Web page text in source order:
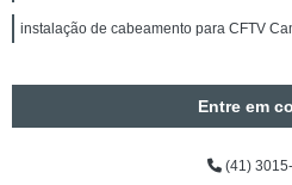
instalação de cabeamento para CFTV
Entre em
(41)